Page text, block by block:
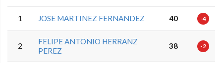
1 JOSE MARTINEZ FERNANDEZ 40 -4
2
FELIPE ANTONIO HERRANZ
PEREZ
38 -2